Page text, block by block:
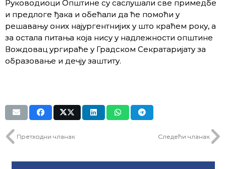
Руководиоци Општине су саслушали све примедбе
и предлоге ђака и обећали да ће помоћи у
решавању оних најургентнијих у што краћем року, а
за остала питања која нису у надлежности општине
Вождовац ургираће у Градском Секратаријату за
образовање и дечју заштиту.
Претходни чланак Следећи чланак